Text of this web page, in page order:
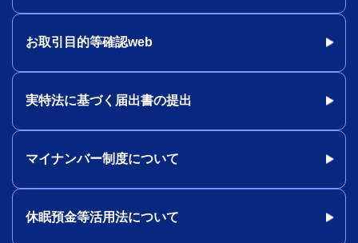
お取引目的等確認web
実特法に基づく届出書の提出
マイナンバー制度について
休眠預金等活用法について